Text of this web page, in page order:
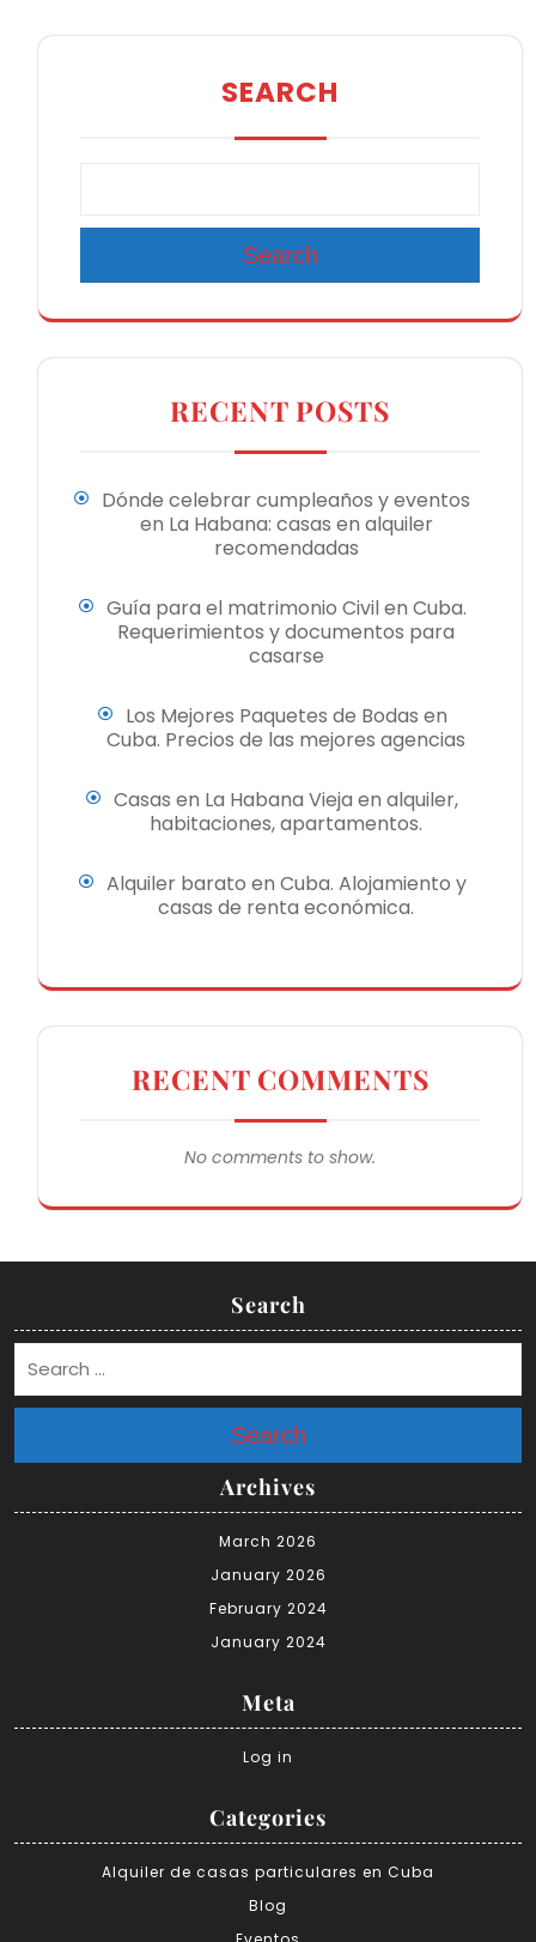
SEARCH
Search
RECENT POSTS
Dónde celebrar cumpleaños y eventos
en La Habana: casas en alquiler
recomendadas
Guía para el matrimonio Civil en Cuba.
Requerimientos y documentos para
casarse
Los Mejores Paquetes de Bodas en
Cuba. Precios de las mejores agencias
Casas en La Habana Vieja en alquiler,
habitaciones, apartamentos.
Alquiler barato en Cuba. Alojamiento y
casas de renta económica.
RECENT COMMENTS
No comments to show.
Search
Search
Archives
March 2026
January 2026
February 2024
January 2024
Meta
Log in
Categories
Alquiler de casas particulares en Cuba
Blog